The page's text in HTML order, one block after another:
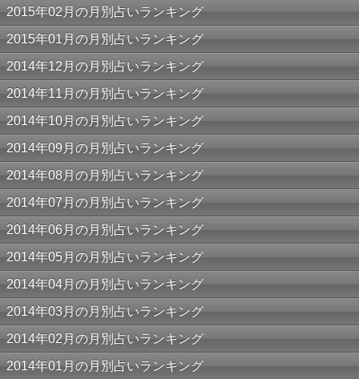
2015年02月の月別占いランキング
2015年01月の月別占いランキング
2014年12月の月別占いランキング
2014年11月の月別占いランキング
2014年10月の月別占いランキング
2014年09月の月別占いランキング
2014年08月の月別占いランキング
2014年07月の月別占いランキング
2014年06月の月別占いランキング
2014年05月の月別占いランキング
2014年04月の月別占いランキング
2014年03月の月別占いランキング
2014年02月の月別占いランキング
2014年01月の月別占いランキング